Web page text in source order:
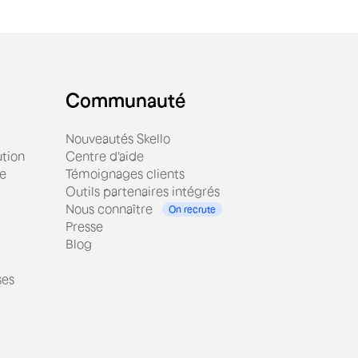
Communauté
Nouveautés Skello
Centre d'aide
Témoignages clients
Outils partenaires intégrés
Nous connaître
On recrute
Presse
Blog